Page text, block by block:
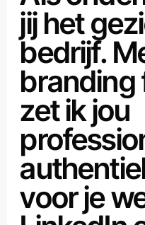
jij het
bedrijf.
branding
zet ik jou
voor je